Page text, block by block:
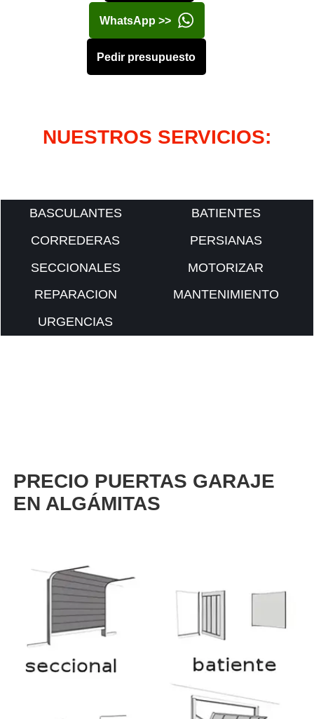
WhatsApp >>
Pedir presupuesto
NUESTROS SERVICIOS:
BASCULANTES
BATIENTES
CORREDERAS
PERSIANAS
SECCIONALES
MOTORIZAR
REPARACION
MANTENIMIENTO
URGENCIAS
PRECIO PUERTAS GARAJE
EN ALGÁMITAS